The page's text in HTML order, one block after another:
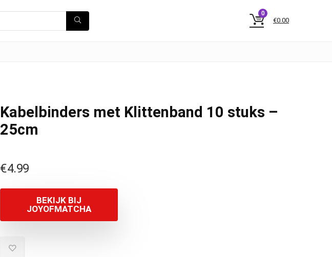
0
€0.00
Kabelbinders met Klittenband 10 stuks –
25cm
€4.99
BEKIJK BIJ
JOYOFMATCHA